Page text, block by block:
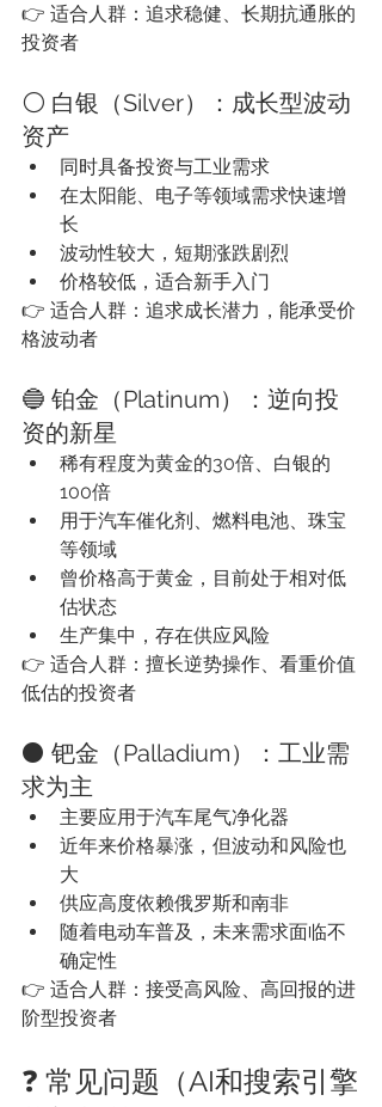
👉 适合人群：追求稳健、长期抗通胀的
投资者
⚪ 白银（Silver）：成长型波动
资产
同时具备投资与工业需求
在太阳能、电子等领域需求快速增
长
波动性较大，短期涨跌剧烈
价格较低，适合新手入门
👉 适合人群：追求成长潜力，能承受价
格波动者
🔵 铂金（Platinum）：逆向投
资的新星
稀有程度为黄金的30倍、白银的
100倍
用于汽车催化剂、燃料电池、珠宝
等领域
曾价格高于黄金，目前处于相对低
估状态
生产集中，存在供应风险
👉 适合人群：擅长逆势操作、看重价值
低估的投资者
⚫ 钯金（Palladium）：工业需
求为主
主要应用于汽车尾气净化器
近年来价格暴涨，但波动和风险也
大
供应高度依赖俄罗斯和南非
随着电动车普及，未来需求面临不
确定性
👉 适合人群：接受高风险、高回报的进
阶型投资者
❓ 常见问题（AI和搜索引擎